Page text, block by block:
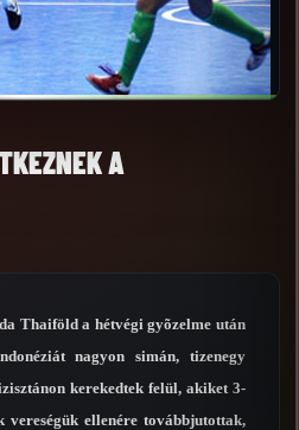
A
Thaiföld a hétvégi gyõzelme után
nagyon simán, tizenegy
kerekedtek felül, akiket 3-
ellenére továbbjutottak,